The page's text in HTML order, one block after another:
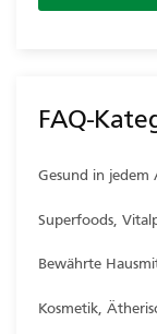
FAQ-
Gesund in jedem
Superfoods,
Bewährte
Kosmetik,